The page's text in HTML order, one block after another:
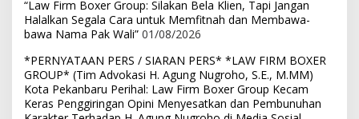
“Law Firm Boxer Group: Silakan Bela Klien, Tapi Jangan
Halalkan Segala Cara untuk Memfitnah dan Membawa-
bawa Nama Pak Wali” 01/08/2026
*PERNYATAAN PERS / SIARAN PERS* *LAW FIRM BOXER
GROUP* (Tim Advokasi H. Agung Nugroho, S.E., M.MM)
Kota Pekanbaru Perihal: Law Firm Boxer Group Kecam
Keras Penggiringan Opini Menyesatkan dan Pembunuhan